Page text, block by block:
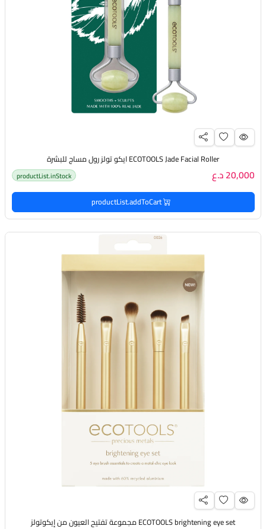
ECOTOOLS Jade Facial Roller ايكو تولز رول مساج للبشرة
20,000 د.ع productList.inStock
productList.addToCart
ECOTOOLS brightening eye set مجموعة تفتيح العيون من إيكوتولز